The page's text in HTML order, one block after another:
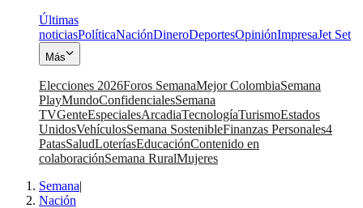
Últimas
noticiasPolíticaNaciónDineroDeportesOpiniónImpresaJet Set
Más
Elecciones 2026Foros SemanaMejor ColombiaSemana
PlayMundoConfidencialesSemana
TVGenteEspecialesArcadiaTecnologíaTurismoEstados
UnidosVehículosSemana SostenibleFinanzas Personales4
PatasSaludLoteríasEducaciónContenido en
colaboraciónSemana RuralMujeres
Semana|
Nación